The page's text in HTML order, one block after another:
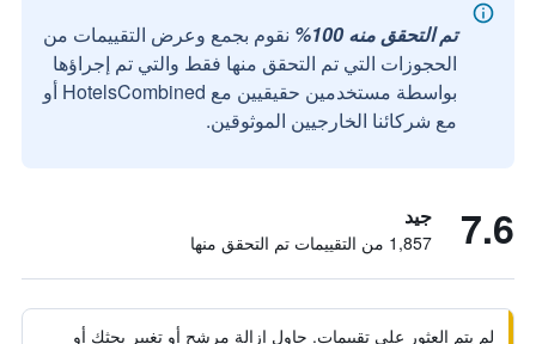
تم التحقق منه 100%
نقوم بجمع وعرض التقييمات من
الحجوزات التي تم التحقق منها فقط والتي تم إجراؤها
بواسطة مستخدمين حقيقيين مع HotelsCombined أو
مع شركائنا الخارجيين الموثوقين.
7.6 جيد
1,857 من التقييمات تم التحقق منها
لم يتم العثور على تقييمات. حاول إزالة مرشح أو تغيير بحثك أو